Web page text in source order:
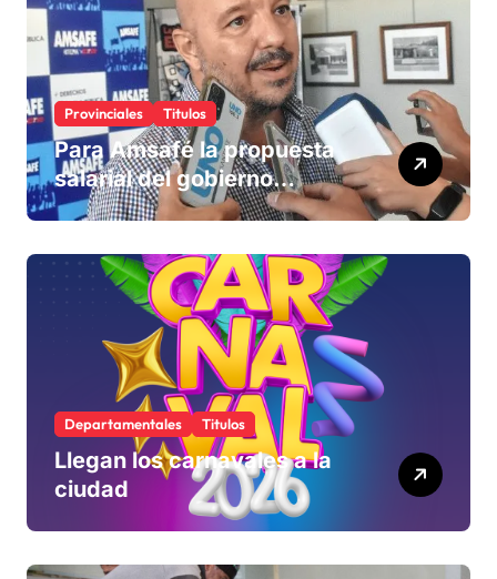
Provinciales Titulos
Para Amsafé la propuesta
salarial del gobierno
«queda corta» y el viernes
rechaza
Departamentales Titulos
Llegan los carnavales a la
ciudad